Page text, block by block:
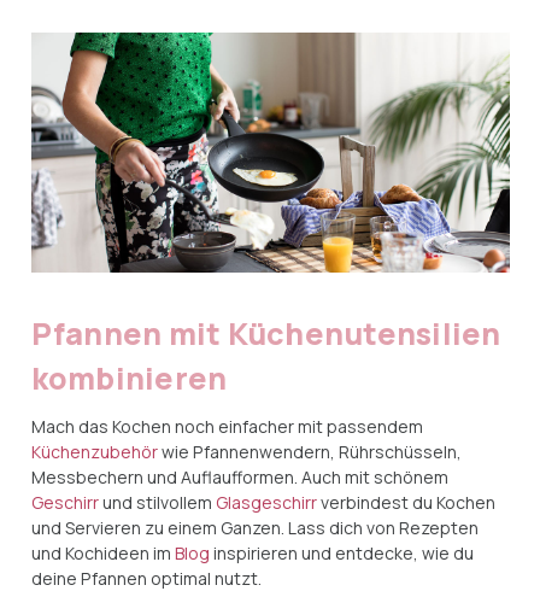
Pfannen mit Küchenutensilien
kombinieren
Mach das Kochen noch einfacher mit passendem
Küchenzubehörwie Pfannenwendern, Rührschüsseln,
Messbechern und Auflaufformen. Auch mit schönem
Geschirrund stilvollem Glasgeschirrverbindest du Kochen
und Servieren zu einem Ganzen. Lass dich von Rezepten
und Kochideen im Blog inspirieren und entdecke, wie du
deine Pfannen optimal nutzt.